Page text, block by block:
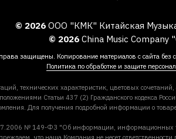
© 2026 ООО "КМК" Китайская
© 2026 China Music Company
защищены. Копирование материалов с сайта без
Политика по обработке и защите
технических характеристик, цветовых
Статьи 437 (2) Гражданского кодекса
Для получения подробной информации о
№ 149-ФЗ "Об информации,
что наша Компания не несет ответственности